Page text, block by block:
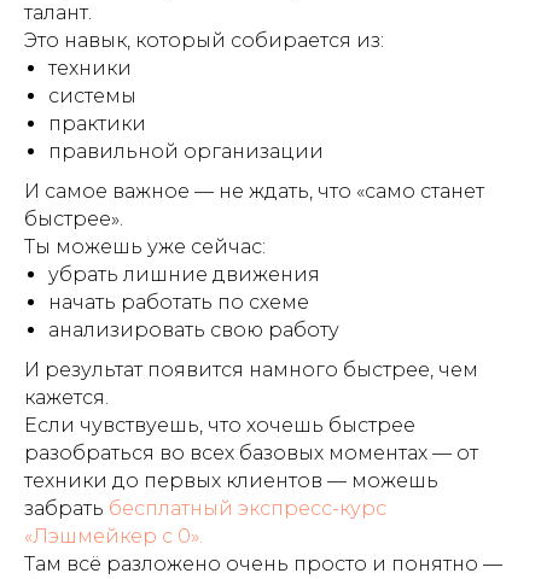
талант.
Это навык, который собирается из:
техники
системы
практики
правильной организации
И самое важное — не ждать, что «само станет
быстрее».
Ты можешь уже сейчас:
убрать лишние движения
начать работать по схеме
анализировать свою работу
И результат появится намного быстрее, чем
кажется.
Если чувствуешь, что хочешь быстрее
разобраться во всех базовых моментах — от
техники до первых клиентов — можешь
забрать бесплатный экспресс-курс
«Лэшмейкер с 0».
Там всё разложено очень просто и понятно —